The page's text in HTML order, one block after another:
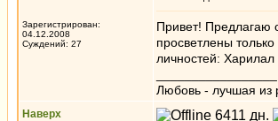
Зарегистрирован:
04.12.2008
Суждений: 27
Привет! Предлагаю
просветлены
личностей:
Любовь - лучшая из
Наверх